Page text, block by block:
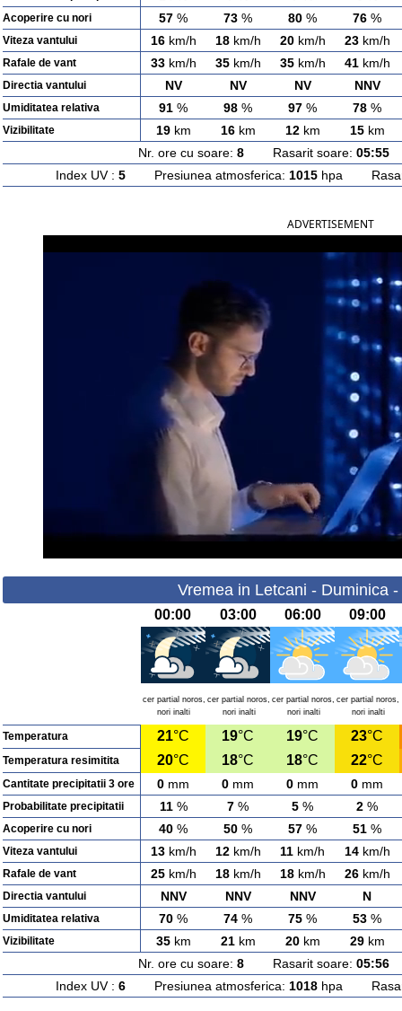
Acoperire cu nori 57 % 73 % 80 % 76 %
Viteza vantului 16km/h 18km/h 20km/h 23km/h
Rafale de vant 33km/h 35km/h 35km/h 41km/h
Directia vantului NV NV NV NNV
Umiditatea relativa 91 % 98 % 97 % 78 %
Vizibilitate 19km 16km 12km 15km
Nr. ore cu soare: 8Rasarit soare: 05:55
Index UV : 5Presiunea atmosferica: 1015hpa
ADVERTISEMENT
Vremea in Letcani - Duminica
00:00 03:00 06:00 09:00
cer partial noros,
nori inalti
cer partial noros,
nori inalti
cer partial noros,
nori inalti
cer partial noros,
nori inalti
Temperatura 21°C 19°C 19°C 23°C
Temperatura resimitita 20°C 18°C 18°C 22°C
Cantitate precipitatii 3 ore 0 mm 0 mm 0 mm 0 mm
Probabilitate precipitatii 11% 7 % 5 % 2 %
Acoperire cu nori 40 % 50 % 57 % 51 %
Viteza vantului 13km/h 12km/h 11 km/h 14km/h
Rafale de vant 25km/h 18km/h 18km/h 26km/h
Directia vantului NNV NNV NNV N
Umiditatea relativa 70 % 74 % 75 % 53 %
Vizibilitate 35km 21km 20km 29km
Nr. ore cu soare: 8Rasarit soare: 05:56
Index UV : 6Presiunea atmosferica: 1018hpa